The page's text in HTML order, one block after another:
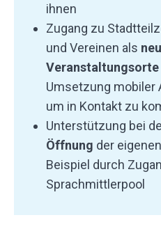
ihnen
Zugang zu
und Vereinen als
Veranstaltungsorte
Umsetzung mobiler
um in Kontakt zu
Unterstützung bei
Öffnung der
Beispiel durch
Sprachmittlerpool